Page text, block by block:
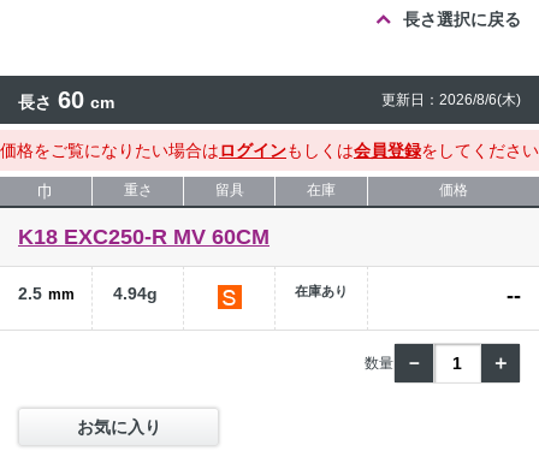
長さ選択に戻る
長さ 60 cm 更新日：2026/8/6(木)
価格をご覧になりたい場合はログインもしくは会員登録をしてください
巾 重さ 留具 在庫 価格
K18 EXC250-R MV 60CM
2.5 mm 4.94g 在庫あり --
－ ＋
お気に入り